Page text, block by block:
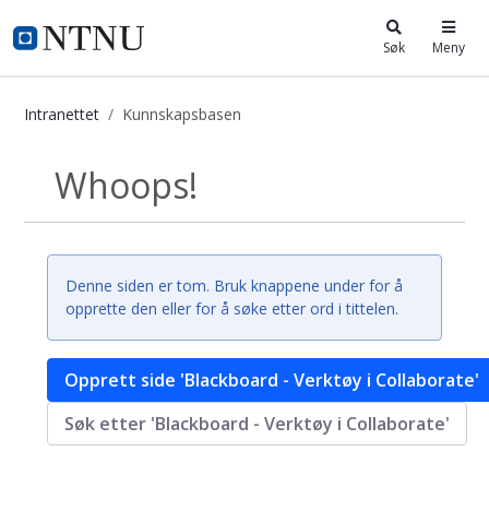
i.ntnu.no Søk Meny
Intranettet Kunnskapsbasen
Kunnskapsbasen
Tilbake
Whoops!
Denne siden er tom. Bruk knappene under for å
opprette den eller for å søke etter ord i tittelen.
Opprett side 'Blackboard - Verktøy i Collaborate'
Søk etter 'Blackboard - Verktøy i Collaborate'